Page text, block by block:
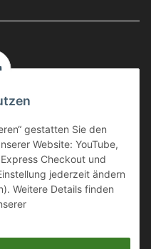
hochwertigen Arbeits- und
SCHÜTZE SCHUHE, SOLID
gestatten Sie den
Website: YouTube,
Checkout und
jederzeit ändern
Weitere Details finden